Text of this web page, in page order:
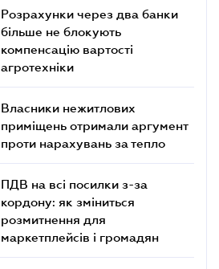
Розрахунки через два банки
більше не блокують
компенсацію вартості
агротехніки
Власники нежитлових
приміщень отримали аргумент
проти нарахувань за тепло
ПДВ на всі посилки з-за
кордону: як зміниться
розмитнення для
маркетплейсів і громадян